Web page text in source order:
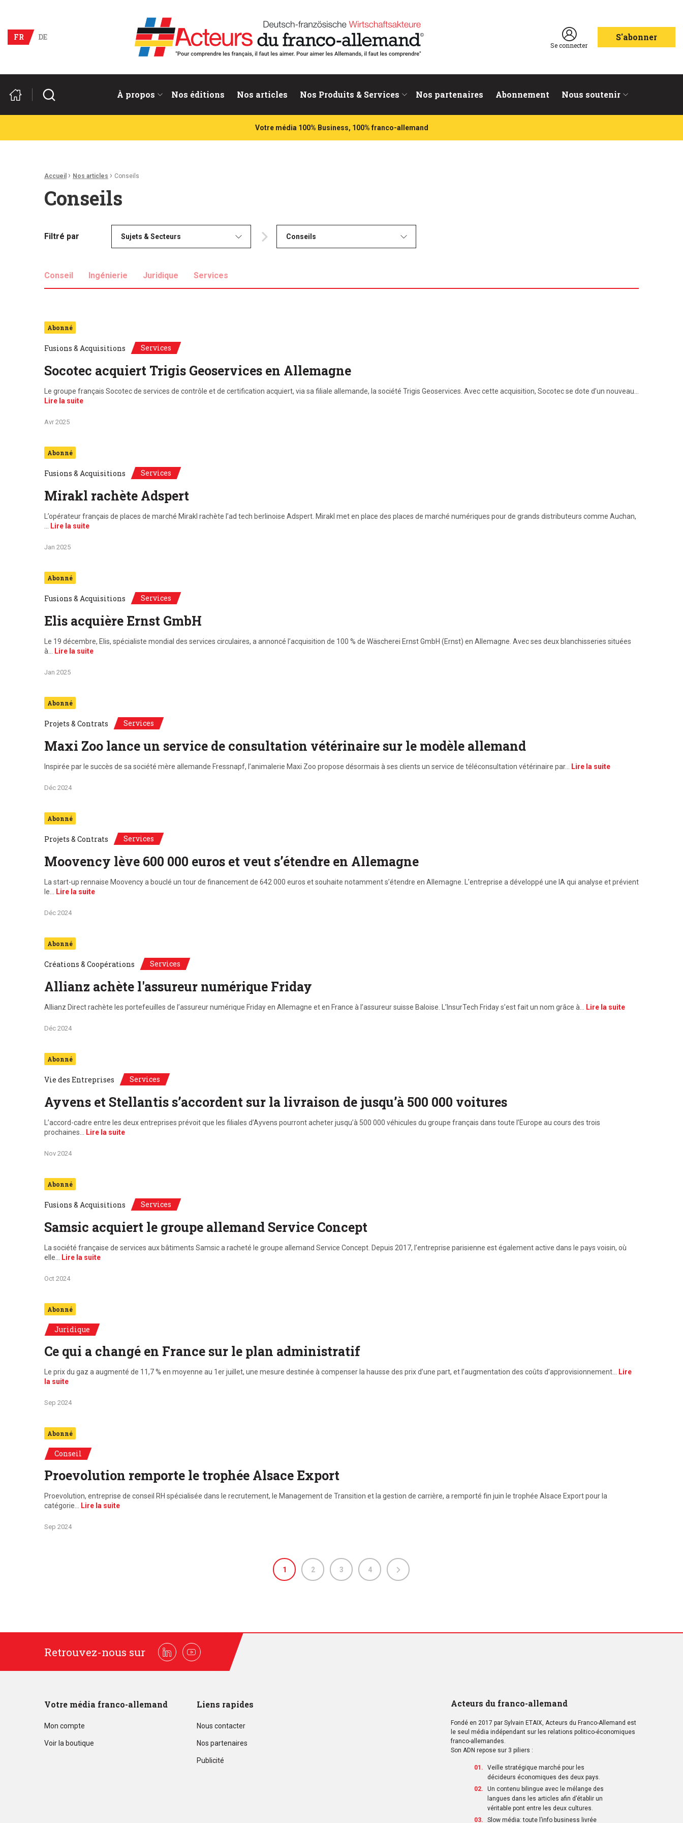
Acteurs du franco-allemand
FR
DE
Se connecter
S'abonner
À propos Nos éditions Nos articles Nos Produits & Services Nos partenaires Abonnement Nous soutenir
Rechercher
Votre média 100% Business, 100% franco-allemand
Fil d'Ariane :
Accueil › Nos articles › Conseils
Conseils
Filtré par Sujets & Secteurs Conseils
Conseil Ingénierie Juridique Services
Abonné
Fusions & Acquisitions Services
Socotec acquiert Trigis Geoservices en Allemagne
Le groupe français Socotec de services de contrôle et de certification acquiert, via sa filiale allemande, la société Trigis Geoservices. Avec cette acquisition, Socotec se dote d’un nouveau…
Lire la suite
Avr 2025
Abonné
Fusions & Acquisitions Services
Mirakl rachète Adspert
L’opérateur français de places de marché Mirakl rachète l’ad tech berlinoise Adspert. Mirakl met en place des places de marché numériques pour de grands distributeurs comme Auchan,
Lire la suite
Jan 2025
Abonné
Fusions & Acquisitions Services
Elis acquière Ernst GmbH
Le 19 décembre, Elis, spécialiste mondial des services circulaires, a annoncé l’acquisition de 100 % de Wäscherei Ernst GmbH (Ernst) en Allemagne. Avec ses deux blanchisseries situées
à…
Lire la suite
Jan 2025
Abonné
Projets & Contrats Services
Maxi Zoo lance un service de consultation vétérinaire sur le modèle allemand
Inspirée par le succès de sa société mère allemande Fressnapf, l’animalerie Maxi Zoo propose désormais à ses clients un service de téléconsultation vétérinaire par… Lire la suite
Déc 2024
Abonné
Projets & Contrats Services
Moovency lève 600 000 euros et veut s’étendre en Allemagne
La start-up rennaise Moovency a bouclé un tour de financement de 642 000 euros et souhaite notamment s’étendre en Allemagne. L’entreprise a développé une IA qui analyse et prévient
le…
Lire la suite
Déc 2024
Abonné
Créations & Coopérations Services
Allianz achète l'assureur numérique Friday
Allianz Direct rachète les portefeuilles de l’assureur numérique Friday en Allemagne et en France à l’assureur suisse Baloise. L’InsurTech Friday s’est fait un nom grâce à… Lire la suite
Déc 2024
Abonné
Vie des Entreprises Services
Ayvens et Stellantis s’accordent sur la livraison de jusqu’à 500 000 voitures
L’accord-cadre entre les deux entreprises prévoit que les filiales d’Ayvens pourront acheter jusqu’à 500 000 véhicules du groupe français dans toute l’Europe au cours des trois
prochaines…
Lire la suite
Nov 2024
Abonné
Fusions & Acquisitions Services
Samsic acquiert le groupe allemand Service Concept
La société française de services aux bâtiments Samsic a racheté le groupe allemand Service Concept. Depuis 2017, l’entreprise parisienne est également active dans le pays voisin, où
elle…
Lire la suite
Oct 2024
Abonné
Juridique
Ce qui a changé en France sur le plan administratif
Le prix du gaz a augmenté de 11,7 % en moyenne au 1er juillet, une mesure destinée à compenser la hausse des prix d’une part, et l’augmentation des coûts d’approvisionnement…
Lire
la suite
Sep 2024
Abonné
Conseil
Proevolution remporte le trophée Alsace Export
Proevolution, entreprise de conseil RH spécialisée dans le recrutement, le Management de Transition et la gestion de carrière, a remporté fin juin le trophée Alsace Export pour la
catégorie…
Lire la suite
Sep 2024
1 2 3 4
Retrouvez-nous sur LinkedinYoutube
Votre média franco-allemand
Mon compte
Voir la boutique
Liens rapides
Nous contacter
Nos partenaires
Publicité
Acteurs du franco-allemand
Fondé en 2017 par Sylvain ETAIX, Acteurs du Franco-Allemand est
le seul média indépendant sur les relations politico-économiques
franco-allemandes.
Son ADN repose sur 3 piliers :
Veille stratégique marché pour les
décideurs économiques des deux pays.
Un contenu bilingue avec le mélange des
langues dans les articles afin d’établir un
véritable pont entre les deux cultures.
Slow média: toute l’info business livrée